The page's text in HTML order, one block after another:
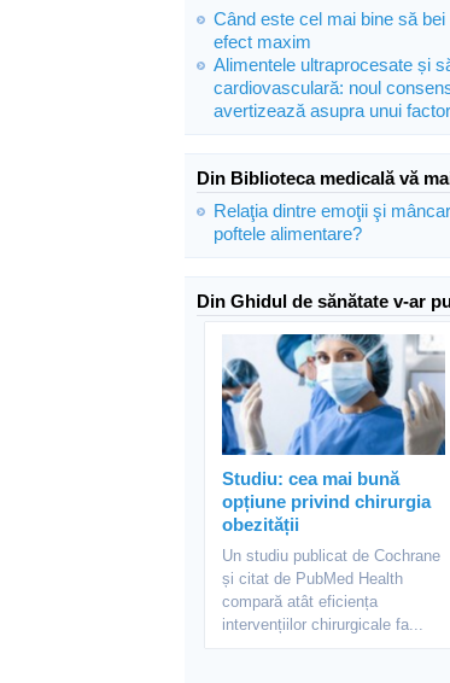
Când este cel mai bine să
efect maxim
Alimentele ultraprocesate și
cardiovasculară: noul
avertizează asupra unui
Din Biblioteca medicală vă
Relaţia dintre emoţii şi
poftele alimentare?
Din Ghidul de sănătate v-ar
Studiu: cea mai bună
opțiune privind chirurgia
obezității
Un studiu publicat de Cochrane
și citat de PubMed Health
compară atât eficiența
intervențiilor chirurgicale fa...